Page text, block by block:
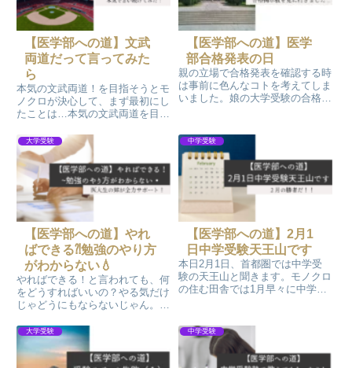
【医学部への道】文武
両道だって言ってみた
ら
本気の文武両道！を目指そうとモ
ノクロが決心して、まず最初にし
たことは…本気の文武両道を目指
始めました。何も知らないから言
えたことかもしれませんが、言い
続けました。そのうち当たり前に
なってきます。言ったもの勝ちで
す！
【医学部への道】医学
部合格発表の日
親の立場で合格発表を確認する時
は事前に色んなコトを考えてしま
いました。娘の大学受験の合格発
たら合格者掲示板を見に行きた
い！いや行こう！何時間かかって
もその日に行こう！行ってきまし
た！
大学受験
【医学部への道】やれ
ばできる⁈勉強のやり方
がわからない💧
やればできる！と言われても、何
をどうすればいいの？やる気だけ
じゃどうにもならないじゃん。そ
す(^^)わからないコトわかって
る！勉強できるにはどうしたらい
いの⁈と大きな声で相談したら、
中学受験
【医学部への道】2月1
日中学受験天王山です
本日2月1日、首都圏では中学受
験の天王山と聞きます。モノクロ
の住む田舎では1月早々に中学受
しました(^^)本日受験している未
来のライバルに負けないよう充実
した6年間を過ごして欲しいで
す。
大学受験 中学受験